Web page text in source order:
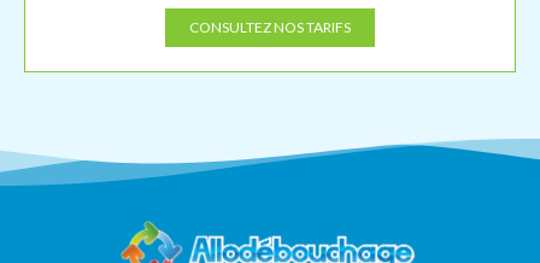
CONSULTEZ NOS TARIFS